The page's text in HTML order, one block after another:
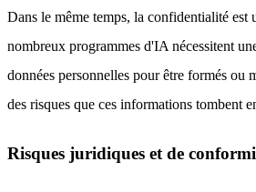
Dans le même temps, la confidentialité est
nombreux programmes d'IA nécessitent
données personnelles pour être formés ou
des risques que ces informations tombent
Risques juridiques et de